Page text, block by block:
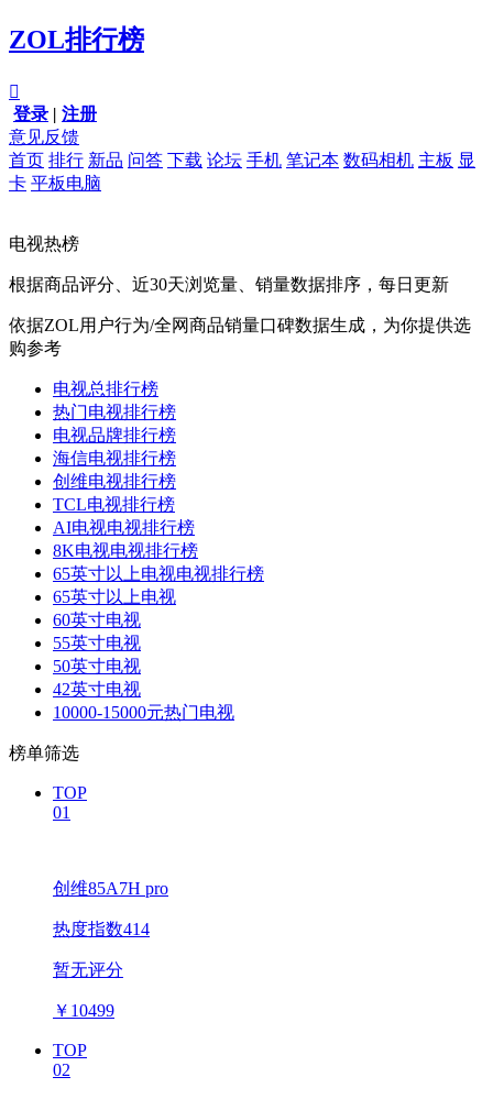
ZOL排行榜

登录 | 注册
意见反馈
首页 排行 新品 问答 下载 论坛 手机 笔记本 数码相机 主板 显
卡 平板电脑
电视热榜
根据商品评分、近30天浏览量、销量数据排序，每日更新
依据ZOL用户行为/全网商品销量口碑数据生成，为你提供选
购参考
电视总排行榜
热门电视排行榜
电视品牌排行榜
海信电视排行榜
创维电视排行榜
TCL电视排行榜
AI电视电视排行榜
8K电视电视排行榜
65英寸以上电视电视排行榜
65英寸以上电视
60英寸电视
55英寸电视
50英寸电视
42英寸电视
10000-15000元热门电视
榜单筛选
TOP
01
创维85A7H pro
热度指数414
暂无评分
￥ 10499
TOP
02